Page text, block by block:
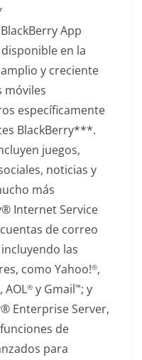
App
en la
y creciente
móviles
específicamente
BlackBerry***.
juegos,
noticias y
más
Internet Service
de correo
las
como Yahoo!®,
, AOL® y Gmail™; y
Enterprise Server,
de
para